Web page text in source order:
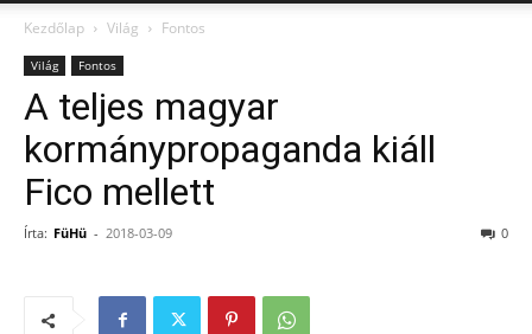
Kezdőlap Világ Fontos
Világ Fontos
A teljes magyar
kormánypropaganda kiáll
Fico mellett
Írta: FüHü - 2018-03-09 0